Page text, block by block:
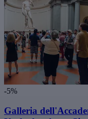
-5%
Galleria